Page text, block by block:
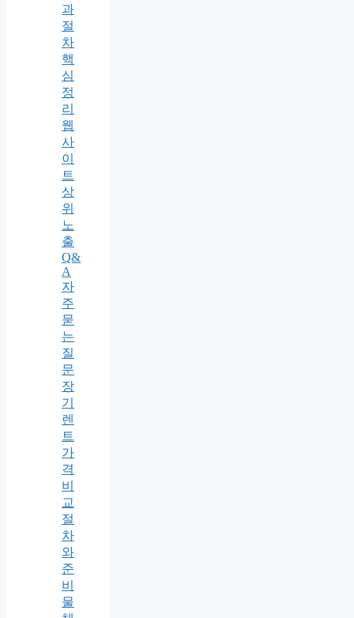
과
절
차
핵
심
정
리
웹
사
이
트
상
위
노
출
Q&
A
자
주
묻
는
질
문
장
기
렌
트
가
격
비
교
절
차
와
준
비
물